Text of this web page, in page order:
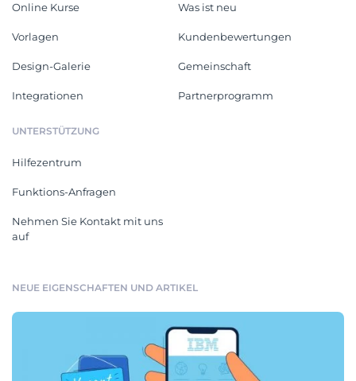
Online Kurse
Vorlagen
Design-Galerie
Integrationen
Was ist neu
Kundenbewertungen
Gemeinschaft
Partnerprogramm
UNTERSTÜTZUNG
Hilfezentrum
Funktions-Anfragen
Nehmen Sie Kontakt mit uns
auf
NEUE EIGENSCHAFTEN UND ARTIKEL